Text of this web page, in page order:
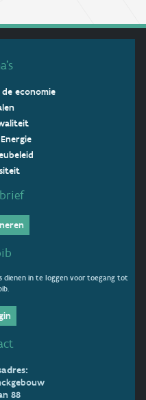
economie
dienen in te loggen voor toegang tot
88